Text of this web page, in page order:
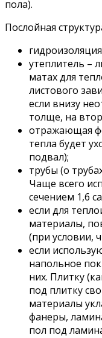
пола).
Послойная
утеплитель –
матах для
листового
если внизу
толще, на
отражающая
тепла будет
подвал);
трубы (о
Чаще всего
сечением 1,6
если для
материалы,
(при условии,
если
напольное
них. Плитку
под плитку
материалы
фанеры,
пол под